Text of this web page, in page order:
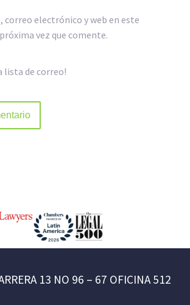
correo electrónico y web en este
vez que comente.
lista de correo!
13 NO 96 – 67 OFICINA 512